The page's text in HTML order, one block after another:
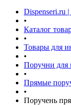
Dispenseri.ru
•
Каталог
•
Товары для
•
Поручни для
•
Прямые
•
Поручень